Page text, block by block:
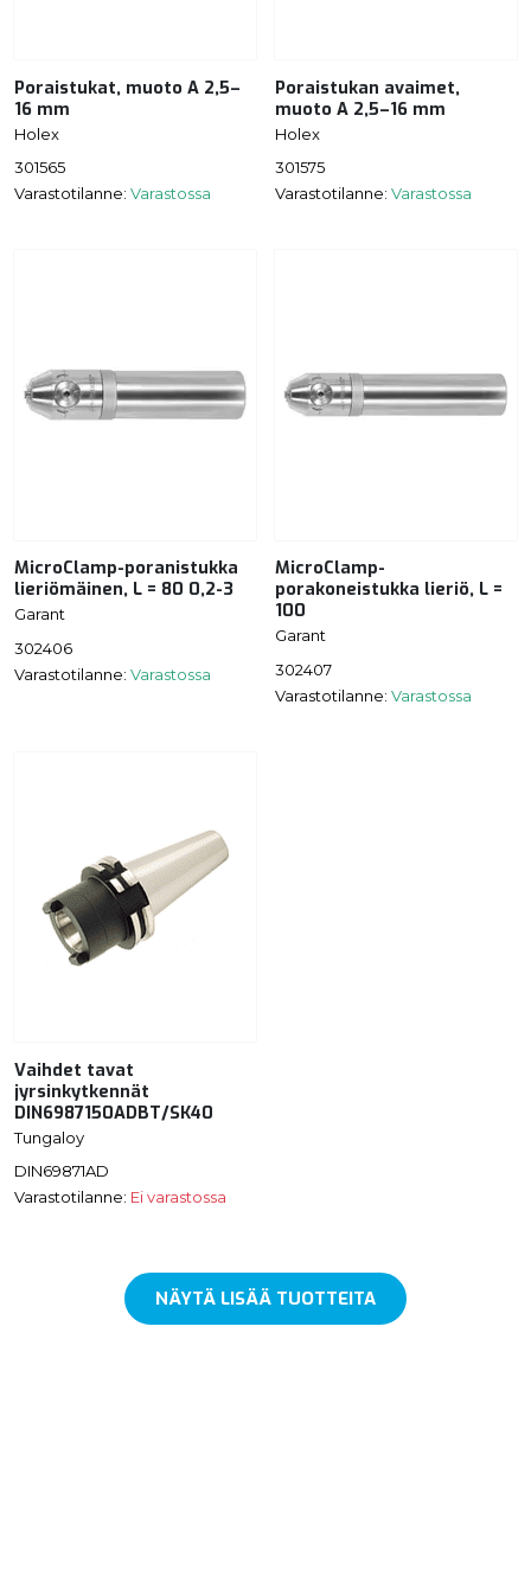
Poraistukat, muoto A 2,5–
16 mm
Holex
301565
Varastotilanne: Varastossa
Poraistukan avaimet,
muoto A 2,5–16 mm
Holex
301575
Varastotilanne: Varastossa
MicroClamp-poranistukka
lieriömäinen, L = 80 0,2-3
Garant
302406
Varastotilanne: Varastossa
MicroClamp-
porakoneistukka lieriö, L =
100
Garant
302407
Varastotilanne: Varastossa
Vaihdet tavat
jyrsinkytkennät
DIN6987150ADBT/SK40
Tungaloy
DIN69871AD
Varastotilanne: Ei varastossa
NÄYTÄ LISÄÄ TUOTTEITA